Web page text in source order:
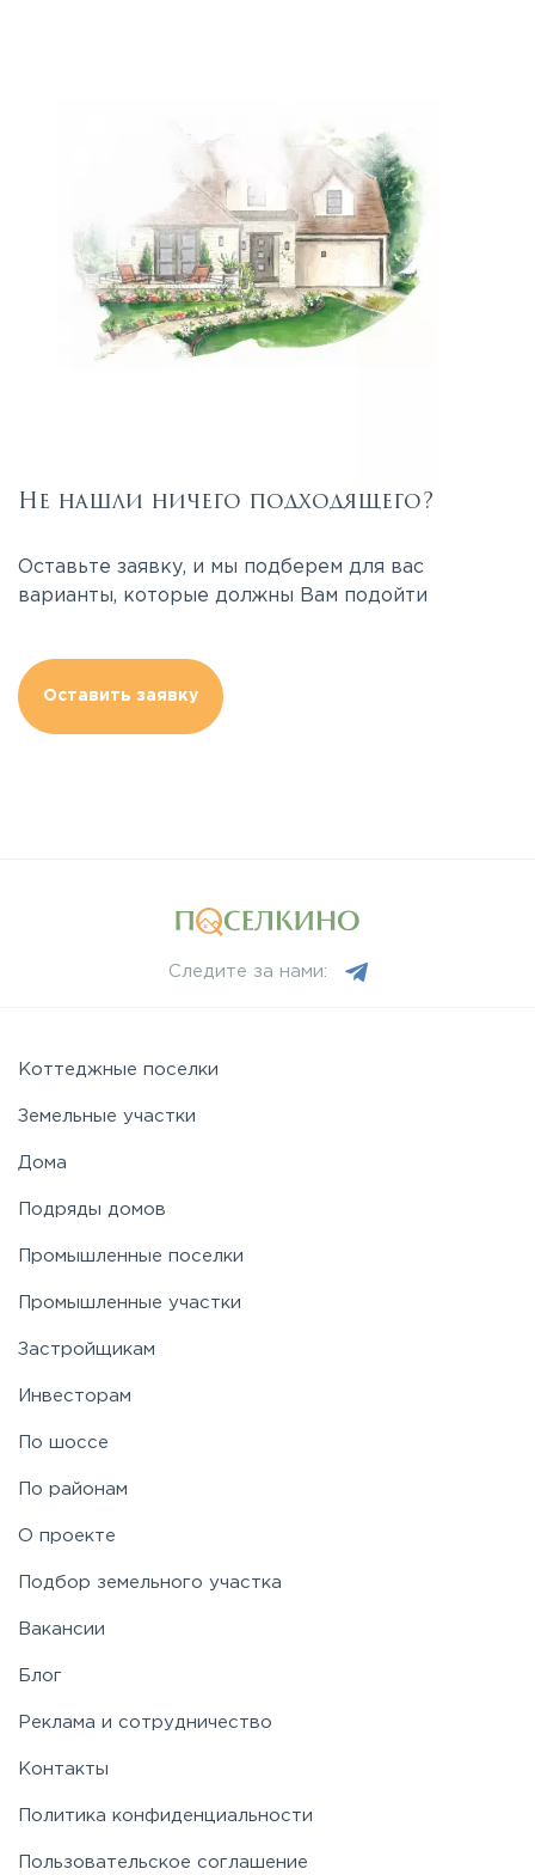
Не нашли ничего подходящего?
Оставьте заявку, и мы подберем для вас
варианты, которые должны Вам подойти
Оставить заявку
Следите за нами:
Коттеджные поселки
Земельные участки
Дома
Подряды домов
Промышленные поселки
Промышленные участки
Застройщикам
Инвесторам
По шоссе
По районам
О проекте
Подбор земельного участка
Вакансии
Блог
Реклама и сотрудничество
Контакты
Политика конфиденциальности
Пользовательское соглашение